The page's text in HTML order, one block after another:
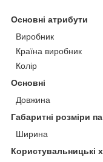
Основні атрибути
Виробник
Країна виробник
Колір
Основні
Довжина
Габаритні розміри
Ширина
Користувальницькі